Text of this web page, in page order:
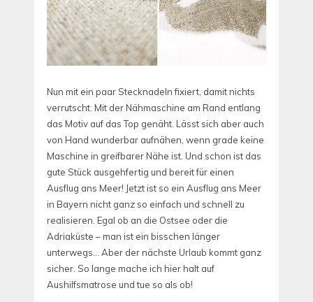
Nun mit ein paar Stecknadeln fixiert, damit nichts
verrutscht. Mit der Nähmaschine am Rand entlang
das Motiv auf das Top genäht. Lässt sich aber auch
von Hand wunderbar aufnähen, wenn grade keine
Maschine in greifbarer Nähe ist. Und schon ist das
gute Stück ausgehfertig und bereit für einen
Ausflug ans Meer! Jetzt ist so ein Ausflug ans Meer
in Bayern nicht ganz so einfach und schnell zu
realisieren. Egal ob an die Ostsee oder die
Adriaküste – man ist ein bisschen länger
unterwegs… Aber der nächste Urlaub kommt ganz
sicher. So lange mache ich hier halt auf
Aushilfsmatrose und tue so als ob!